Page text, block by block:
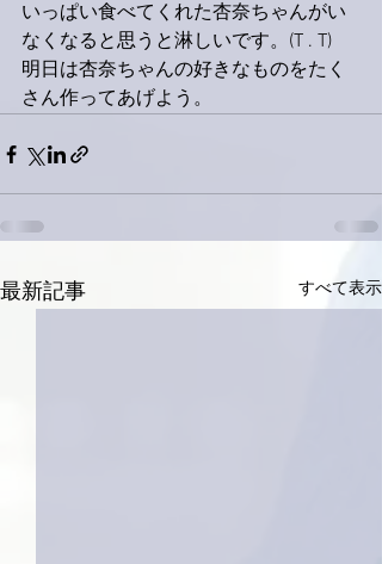
いっぱい食べてくれた杏奈ちゃんがい
なくなると思うと淋しいです。(T . T)
明日は杏奈ちゃんの好きなものをたく
さん作ってあげよう。
最新記事 すべて表示